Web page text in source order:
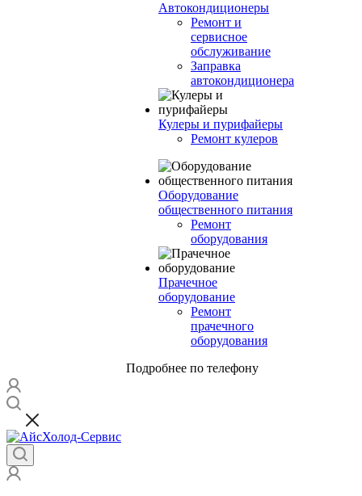
Автокондиционеры
Ремонт и
сервисное
обслуживание
Заправка
автокондиционера
Кулеры и пурифайеры
Ремонт кулеров
Оборудование
общественного питания
Ремонт
оборудования
Прачечное
оборудование
Ремонт
прачечного
оборудования
Подробнее по телефону